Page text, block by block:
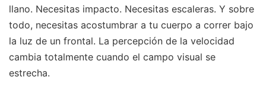
llano. Necesitas impacto. Necesitas escaleras. Y sobre
todo, necesitas acostumbrar a tu cuerpo a correr bajo
la luz de un frontal. La percepción de la velocidad
cambia totalmente cuando el campo visual se
estrecha.